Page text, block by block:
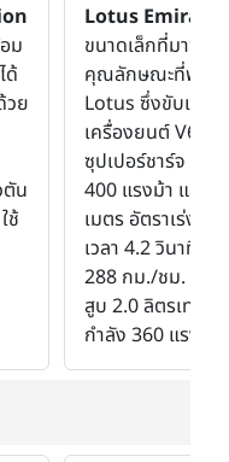
ม
ด้
วย
ตัน
ช้
Lotus Emira
ขนาดเล็กที่มาพร้อ
คุณลักษณะที่พบไ
Lotus ซึ่งขับเคลื่
เครื่องยนต์ V6 ข
ซุปเปอร์ชาร์จ ซึ่ง
400 แรงม้า และ
เมตร อัตราเร่ง
เวลา 4.2 วินาที ค
288 กม./ชม. กับ
สูบ 2.0 ลิตรเทอร์โ
กำลัง 360 แรงม้า